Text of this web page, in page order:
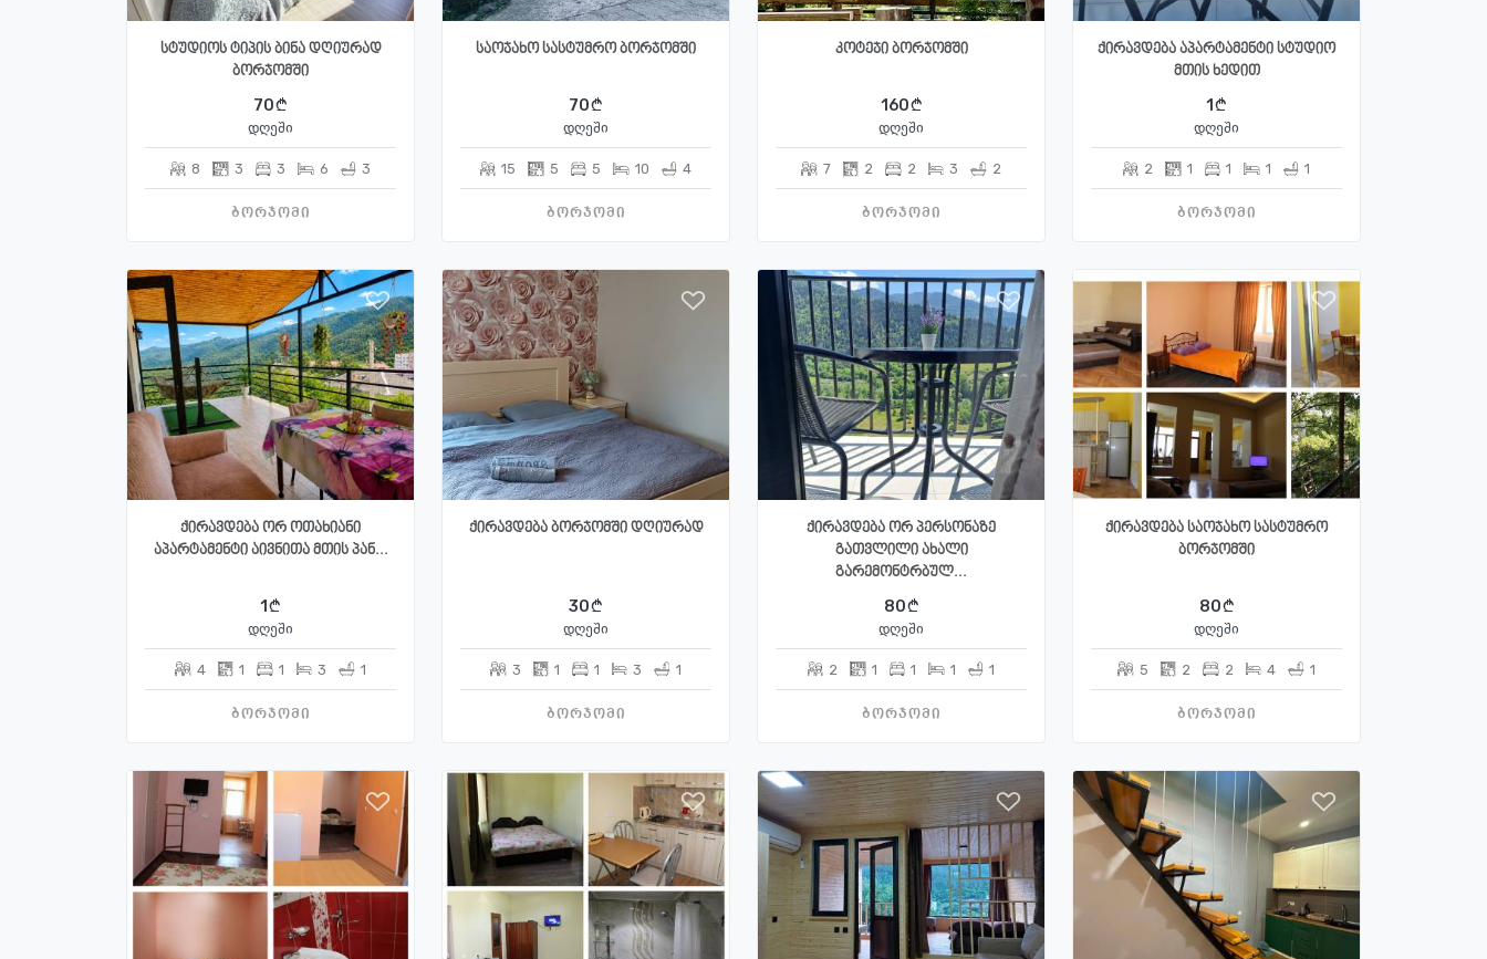
სტუდიოს ტიპის ბინა დღიურად
ბორჯომში
70
დღეში
8 3 3 6 3
ბორჯომი
საოჯახო სასტუმრო ბორჯომში
70
დღეში
15 5 5 10 4
ბორჯომი
კოტეჯი ბორჯომში
160
დღეში
7 2 2 3 2
ბორჯომი
ქირავდება აპარტამენტი სტუდიო
მთის ხედით
1
დღეში
2 1 1 1 1
ბორჯომი
ქირავდება ორ ოთახიანი
აპარტამენტი აივნითა მთის პან...
1
დღეში
4 1 1 3 1
ბორჯომი
ქირავდება ბორჯომში დღიურად
30
დღეში
3 1 1 3 1
ბორჯომი
ქირავდება ორ პერსონაზე
გათვლილი ახალი
გარემონტრბულ...
80
დღეში
2 1 1 1 1
ბორჯომი
ქირავდება საოჯახო სასტუმრო
ბორჯომში
80
დღეში
5 2 2 4 1
ბორჯომი